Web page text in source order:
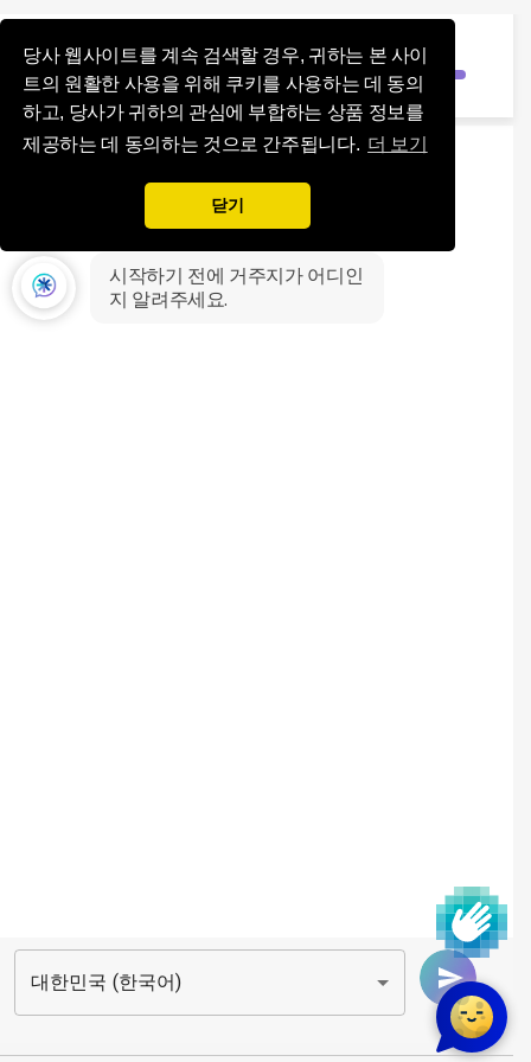
당사 웹사이트를 계속 검색할 경우, 귀하는 본 사이
트의 원활한 사용을 위해 쿠키를 사용하는 데 동의
하고, 당사가 귀하의 관심에 부합하는 상품 정보를
제공하는 데 동의하는 것으로 간주됩니다. 더 보기
닫기
Influence Your
등록
시작하기 전에 거주지가 어디인
지 알려주세요.
대한민국 (한국어)